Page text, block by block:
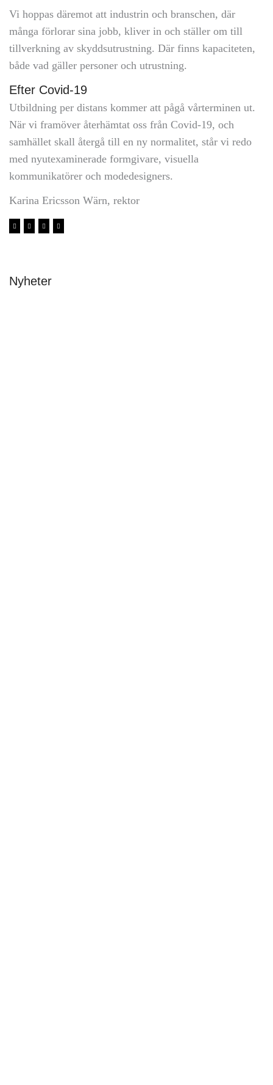
Vi hoppas däremot att industrin och branschen, där
många förlorar sina jobb, kliver in och ställer om till
tillverkning av skyddsutrustning. Där finns kapaciteten,
både vad gäller personer och utrustning.
Efter Covid-19
Utbildning per distans kommer att pågå vårterminen ut.
När vi framöver återhämtat oss från Covid-19, och
samhället skall återgå till en ny normalitet, står vi redo
med nyutexaminerade formgivare, visuella
kommunikatörer och modedesigners.
Karina Ericsson Wärn, rektor
Nyheter